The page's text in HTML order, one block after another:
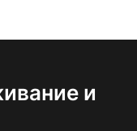
и